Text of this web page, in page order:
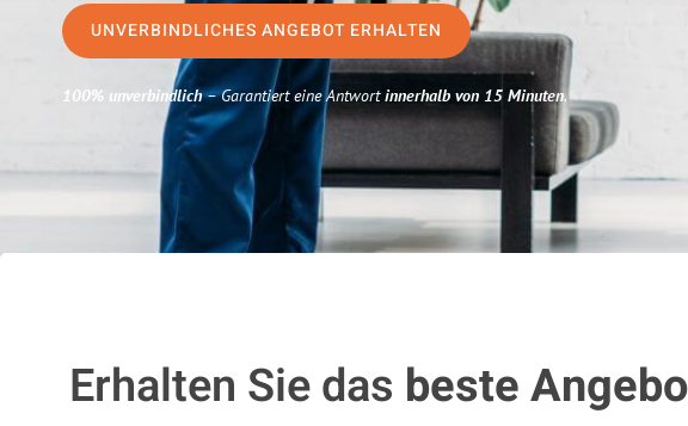
UNVERBINDLICHES ANGEBOT ERHALTEN
100% unverbindlich– Garantiert eine Antwortinnerhalb von 15 Minuten.
Erhalten Sie das beste